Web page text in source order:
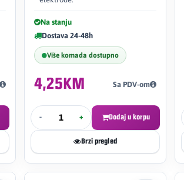
Na stanju
Dostava 24-48h
Više komada dostupno
4,25KM Sa PDV-om
- + Dodaj u korpu
Brzi pregled